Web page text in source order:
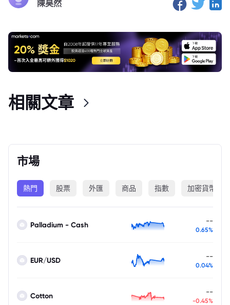
陳昊然
市場
熱門 股票 外匯 商品 指數 加密貨幣
Palladium - Cash --
0.65%
EUR/USD --
0.04%
Cotton --
-0.45%
相關文章